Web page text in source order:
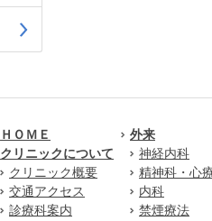
ＨＯＭＥ
クリニックについて
クリニック概要
交通アクセス
診療科案内
外来
神経内科
精神科・心
内科
禁煙療法